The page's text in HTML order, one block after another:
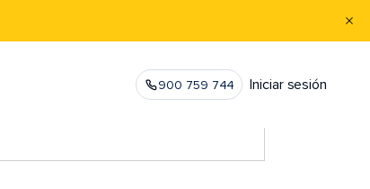
900 759 744 Iniciar sesión